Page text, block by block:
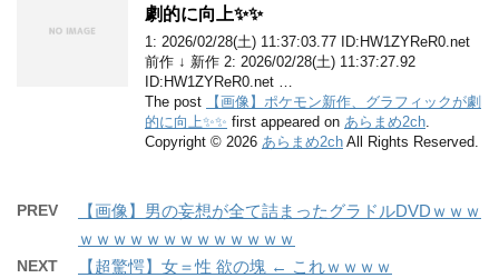
劇的に向上✨✨
1: 2026/02/28(土) 11:37:03.77 ID:HW1ZYReR0.net
前作 ↓ 新作 2: 2026/02/28(土) 11:37:27.92
ID:HW1ZYReR0.net …
The post
【画像】ポケモン新作、グラフィックが劇
的に向上✨✨ first appeared on あらまめ2ch.
Copyright © 2026 あらまめ2ch All Rights Reserved.
PREV
【画像】男の妄想が全て詰まったグラドルDVDｗｗｗ
ｗｗｗｗｗｗｗｗｗｗｗｗｗ
NEXT 【超驚愕】女＝性 欲の塊 ← これｗｗｗｗ